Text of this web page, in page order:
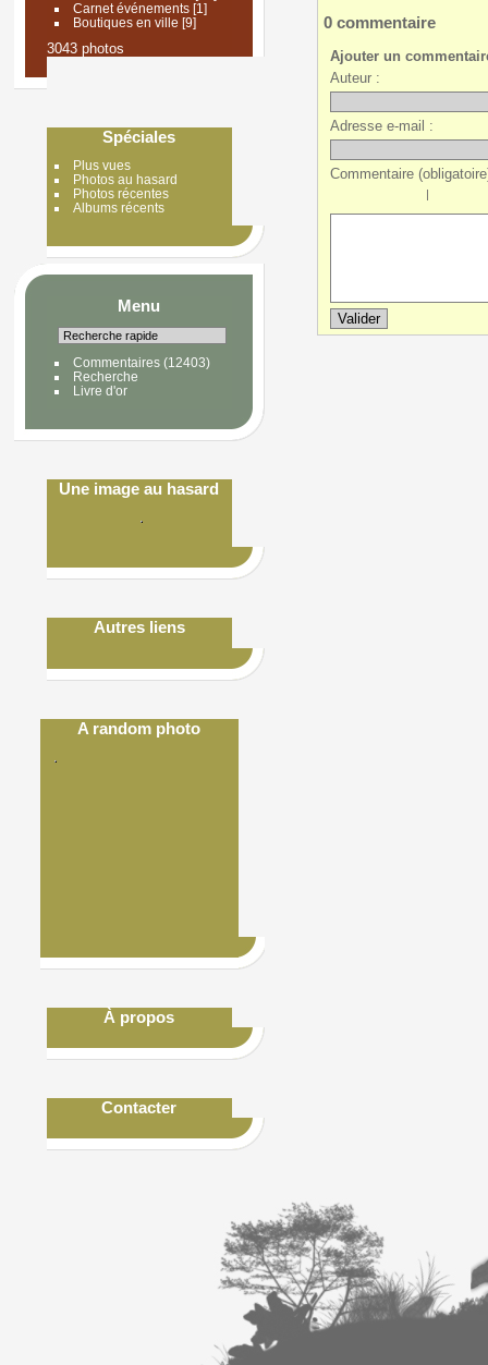
Carnet événements[1]
Boutiques en ville [9]
3043 photos
Spéciales
Plus vues
Photos au hasard
Photos récentes
Albums récents
Menu
Commentaires(12403)
Recherche
Livre d'or
Une image au hasard
Autres liens
A random photo
À propos
Contacter
0 commentaire
Ajouter un
Auteur :
Adresse e-mail :
Commentaire
|